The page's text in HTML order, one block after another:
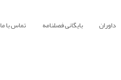
داوران بایگانی فصلنامه تماس با ما